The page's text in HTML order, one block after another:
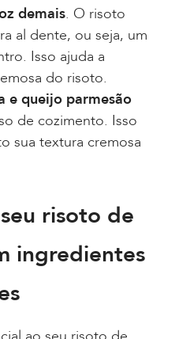
demais. O risoto
al dente, ou seja, um
Isso ajuda a
do risoto.
e queijo parmesão
de cozimento. Isso
sua textura cremosa
risoto de
ingredientes